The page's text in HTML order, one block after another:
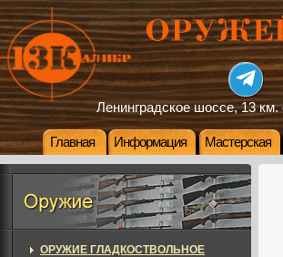
Ленинградское шоссе, 13
Главная Информация Мастерская
ОРУЖИЕ ГЛАДКОСТВОЛЬНОЕ